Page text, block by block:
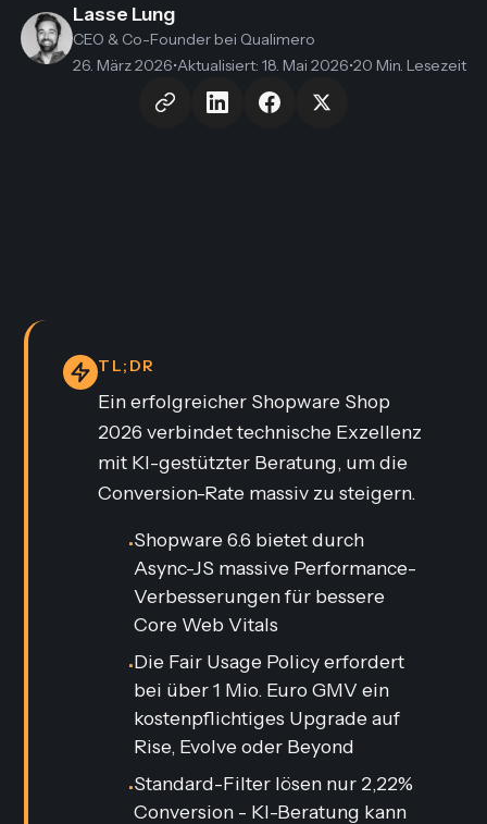
Lasse Lung
CEO & Co-Founder bei Qualimero
26. März 2026•Aktualisiert: 18. Mai 2026•20 Min. Lesezeit
TL;DR
Ein erfolgreicher Shopware Shop
2026 verbindet technische Exzellenz
mit KI-gestützter Beratung, um die
Conversion-Rate massiv zu steigern.
•Shopware 6.6 bietet durch
Async-JS massive Performance-
Verbesserungen für bessere
Core Web Vitals
•Die Fair Usage Policy erfordert
bei über 1 Mio. Euro GMV ein
kostenpflichtiges Upgrade auf
Rise, Evolve oder Beyond
•Standard-Filter lösen nur 2,22%
Conversion - KI-Beratung kann